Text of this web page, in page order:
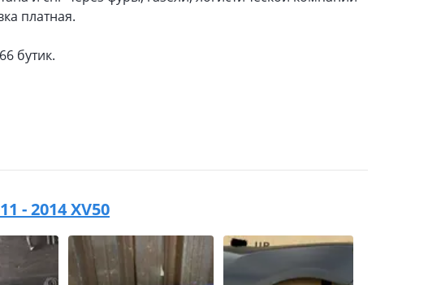
платная.
бутик.
- 2014 XV50